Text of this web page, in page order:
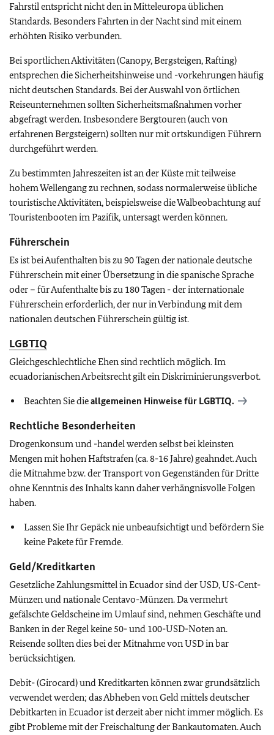
Fahrstil entspricht nicht den in Mitteleuropa üblichen
Standards. Besonders Fahrten in der Nacht sind mit einem
erhöhten Risiko verbunden.
Bei sportlichen Aktivitäten (Canopy, Bergsteigen, Rafting)
entsprechen die Sicherheitshinweise und -vorkehrungen häufig
nicht deutschen Standards. Bei der Auswahl von örtlichen
Reiseunternehmen sollten Sicherheitsmaßnahmen vorher
abgefragt werden. Insbesondere Bergtouren (auch von
erfahrenen Bergsteigern) sollten nur mit ortskundigen Führern
durchgeführt werden.
Zu bestimmten Jahreszeiten ist an der Küste mit teilweise
hohem Wellengang zu rechnen, sodass normalerweise übliche
touristische Aktivitäten, beispielsweise die Walbeobachtung auf
Touristenbooten im Pazifik, untersagt werden können.
Führerschein
Es ist bei Aufenthalten bis zu 90 Tagen der nationale deutsche
Führerschein mit einer Übersetzung in die spanische Sprache
oder – für Aufenthalte bis zu 180 Tagen - der internationale
Führerschein erforderlich, der nur in Verbindung mit dem
nationalen deutschen Führerschein gültig ist.
LGBTIQ
Gleichgeschlechtliche Ehen sind rechtlich möglich. Im
ecuadorianischen Arbeitsrecht gilt ein Diskriminierungsverbot.
Beachten Sie dieallgemeinen Hinweise für LGBTIQ.
Rechtliche Besonderheiten
Drogenkonsum und -handel werden selbst bei kleinsten
Mengen mit hohen Haftstrafen (ca. 8-16 Jahre) geahndet. Auch
die Mitnahme bzw. der Transport von Gegenständen für Dritte
ohne Kenntnis des Inhalts kann daher verhängnisvolle Folgen
haben.
Lassen Sie Ihr Gepäck nie unbeaufsichtigt und befördern Sie
keine Pakete für Fremde.
Geld/Kreditkarten
Gesetzliche Zahlungsmittel in Ecuador sind der USD, US-Cent-
Münzen und nationale Centavo-Münzen. Da vermehrt
gefälschte Geldscheine im Umlauf sind, nehmen Geschäfte und
Banken in der Regel keine 50- und 100-USD-Noten an.
Reisende sollten dies bei der Mitnahme von USD in bar
berücksichtigen.
Debit- (Girocard) und Kreditkarten können zwar grundsätzlich
verwendet werden; das Abheben von Geld mittels deutscher
Debitkarten in Ecuador ist derzeit aber nicht immer möglich. Es
gibt Probleme mit der Freischaltung der Bankautomaten. Auch